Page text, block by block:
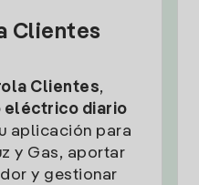
Clientes
Clientes,
eléctrico diario
aplicación para
y Gas, aportar
y gestionar